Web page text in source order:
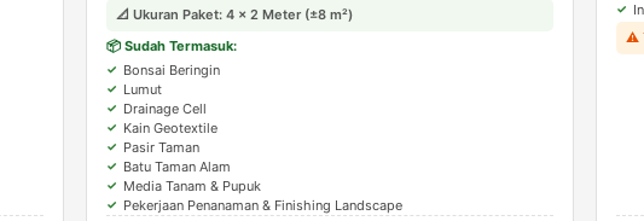
Menghadirkan suasana zen dan meditatif di halaman rumah Anda.
📐 Ukuran Paket: 4 × 2 Meter (±8 m²)
📦 Sudah Termasuk:
Bonsai Beringin
Lumut
Drainage Cell
Kain Geotextile
Pasir Taman
Batu Taman Alam
Media Tanam & Pupuk
Pekerjaan Penanaman & Finishing Landscape
⚠️